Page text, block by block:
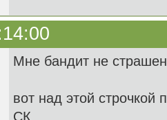
Мне бандит не
вот над этой строчкой
СК